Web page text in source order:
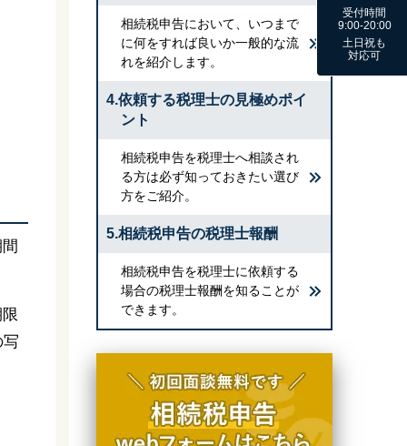
相続税申告において、いつまで
に何をすれば良いか一般的な流
れを紹介します。
4.依頼する税理士の見極めポイ
ント
相続税申告を税理士へ相談され
る方は必ず知っておきたい選び
方をご紹介。
5.相続税申告の税理士報酬
相続税申告を税理士に依頼する
場合の税理士報酬を知ることが
できます。
受付時間
9:00-20:00
土日祝も
対応可